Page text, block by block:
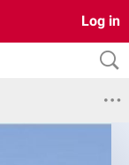
Log in